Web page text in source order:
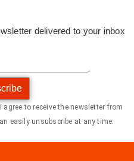
delivered to your inbox
agree to receive the newsletter from
easily unsubscribe at any time.